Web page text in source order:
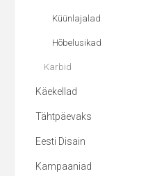
Küünlajalad
Hõbelusikad
Karbid
Käekellad
Tähtpäevaks
Eesti Disain
Kampaaniad